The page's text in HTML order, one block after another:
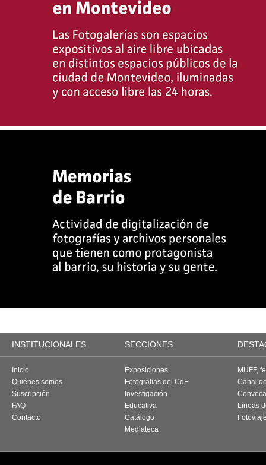
INSTITUCIONALES SECCIONES
Inicio
Quiénes somos
Suscripción
FAQ
Contacto
Exposiciones
Fotografías del CdF
Investigación
Educativa
Catálogo
Mediateca
MUFF,
Canal
Líneas